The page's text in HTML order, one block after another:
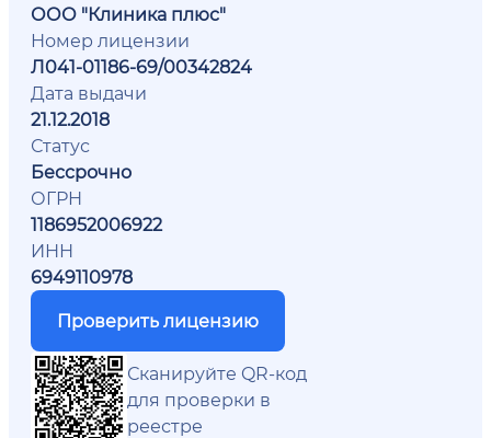
ООО "Клиника плюс"
Номер лицензии
Л041-01186-69/00342824
Дата выдачи
21.12.2018
Статус
Бессрочно
ОГРН
1186952006922
ИНН
6949110978
Проверить лицензию
Сканируйте QR-код
для проверки в
реестре